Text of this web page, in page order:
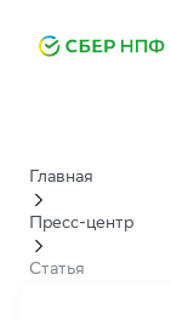
Главная
Пресс-центр
Статья